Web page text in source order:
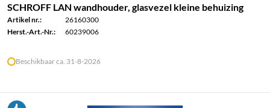
SCHROFF LAN wandhouder, glasvezel kleine behuizing
Artikel nr.:
26160300
Herst.-Art.-Nr.:
60239006
Beschikbaar ca. 31-8-2026